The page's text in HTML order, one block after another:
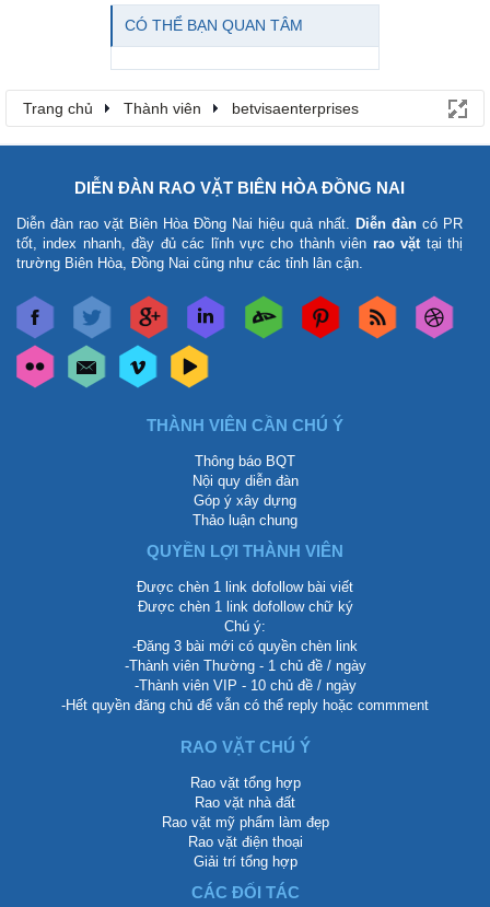
CÓ THỂ BẠN QUAN TÂM
Trang chủ Thành viên betvisaenterprises
DIỄN ĐÀN RAO VẶT BIÊN HÒA ĐỒNG NAI
Diễn đàn rao vặt Biên Hòa Đồng Nai hiệu quả nhất. Diễn đàn có PR
tốt, index nhanh, đầy đủ các lĩnh vực cho thành viên rao vặttại thị
trường Biên Hòa, Đồng Nai cũng như các tỉnh lân cận.
THÀNH VIÊN CẦN CHÚ Ý
Thông báo BQT
Nội quy diễn đàn
Góp ý xây dựng
Thảo luận chung
QUYỀN LỢI THÀNH VIÊN
Được chèn 1 link dofollow bài viết
Được chèn 1 link dofollow chữ ký
Chú ý:
-Đăng 3 bài mới có quyền chèn link
-Thành viên Thường - 1 chủ đề / ngày
-Thành viên VIP - 10 chủ đề / ngày
-Hết quyền đăng chủ để vẫn có thể reply hoặc commment
RAO VẶT CHÚ Ý
Rao vặt tổng hợp
Rao vặt nhà đất
Rao vặt mỹ phẩm làm đẹp
Rao vặt điện thoại
Giải trí tổng hợp
CÁC ĐỐI TÁC